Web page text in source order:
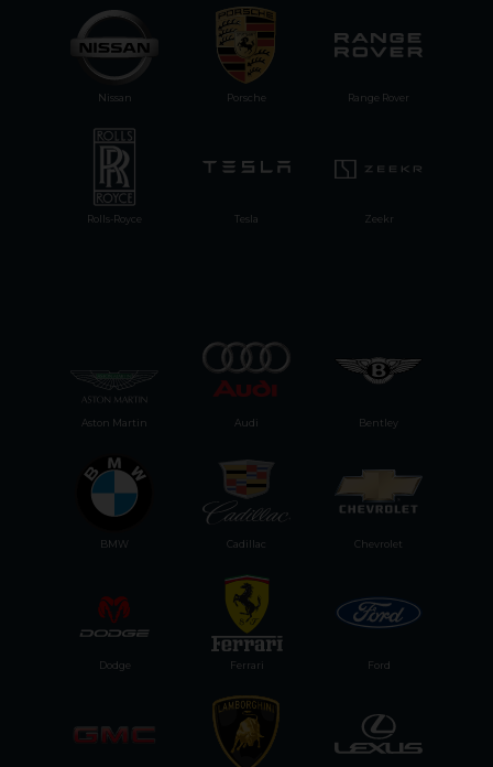
Rolls-Royce
Nissan
Tesla
Range Rover
Porsche
Zeekr
Dodge Ford
BMW
Bentley
Audi
Aston Martin
Ferrari
Chevrolet
Cadillac